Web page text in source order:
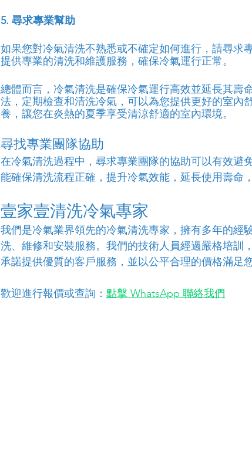
5. 尋求專業幫助
如果您對冷氣清洗不熟悉或不確定如何進行，請尋求
提供專業的清洗和維護服務，確保冷氣運行正常。
總體而言，冷氣清洗是確保冷氣運行高效並延長其壽
法，定期檢查和清洗冷氣，可以為您提供更好的室內
養，讓您在炎熱的夏季享受清涼舒適的室內環境。
尋找專業團隊協助
在冷氣清洗過程中，尋求專業團隊的協助可以有效避
能確保清洗流程正確，提升冷氣效能，延長使用壽命
壹家壹清洗冷氣專家
我們是冷氣業界領先的冷氣清洗專家，擁有多年的經
洗、維修和安裝服務。我們的技術人員經過嚴格培訓
承諾提供優質的客戶服務，並以公平合理的價格滿足您
歡迎進行報價或查詢： 點擊 WhatsApp 聯絡我們